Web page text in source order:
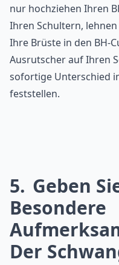
nur hochziehen Ihren
Ihren Schultern,
Ihre Brüste in den BH-
Ausrutscher auf Ihren
sofortige Unterschied
feststellen.
5 Geben
Besondere
Der